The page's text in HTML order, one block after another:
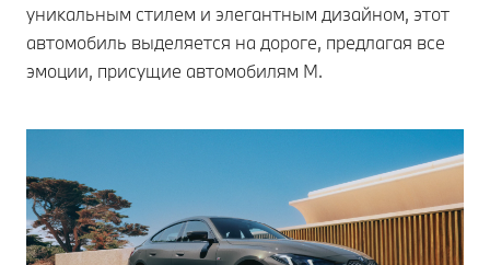
уникальным стилем и элегантным дизайном, этот
автомобиль выделяется на дороге, предлагая все
эмоции, присущие автомобилям M.